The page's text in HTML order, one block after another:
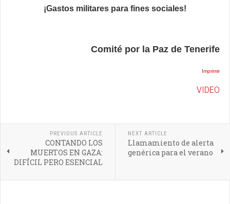
¡Gastos militares para fines sociales!
Comité por la Paz de Tenerife
Imprimir
VIDEO
PREVIOUS ARTICLE
CONTANDO LOS
MUERTOS EN GAZA:
DIFÍCIL PERO ESENCIAL
NEXT ARTICLE
Llamamiento de alerta
genérica para el verano